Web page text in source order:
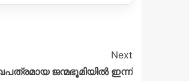
Next
ജന്മഭൂമിയില്‍ ഇന്ന്